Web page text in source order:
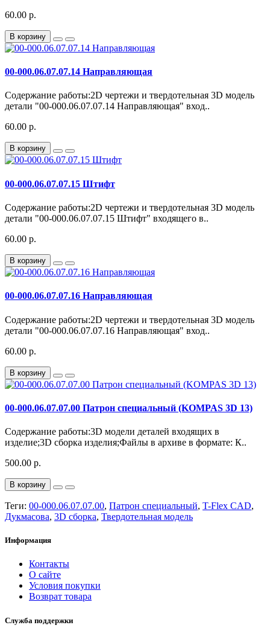
60.00 р.
В корзину
00-000.06.07.07.14 Направляющая
Содержание работы:2D чертежи и твердотельная 3D модель
детали "00-000.06.07.07.14 Направляющая" вход..
60.00 р.
В корзину
00-000.06.07.07.15 Штифт
Содержание работы:2D чертежи и твердотельная 3D модель
детали "00-000.06.07.07.15 Штифт" входящего в..
60.00 р.
В корзину
00-000.06.07.07.16 Направляющая
Содержание работы:2D чертежи и твердотельная 3D модель
детали "00-000.06.07.07.16 Направляющая" вход..
60.00 р.
В корзину
00-000.06.07.07.00 Патрон специальный (KOMPAS 3D 13)
Содержание работы:3D модели деталей входящих в
изделие;3D сборка изделия;Файлы в архиве в формате: К..
500.00 р.
В корзину
Теги: 00-000.06.07.07.00, Патрон специальный, T-Flex CAD,
Дукмасова, 3D сборка, Твердотельная модель
Информация
Контакты
О сайте
Условия покупки
Возврат товара
Служба поддержки